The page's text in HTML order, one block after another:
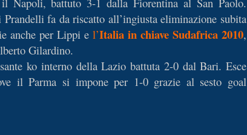
fa da riscatto all’ingiusta eliminazione subita
anche per Lippi e l’Italia in chiave Sudafrica 2010,
Gilardino.
ko interno della Lazio battuta 2-0 dal Bari. Esce
il Parma si impone per 1-0 grazie al sesto goal